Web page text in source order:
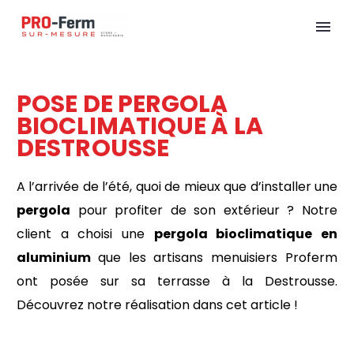
POSE DE PERGOLA
BIOCLIMATIQUE À LA
DESTROUSSE
A l’arrivée de l’été, quoi de mieux que d’installer une
pergola pour profiter de son extérieur ? Notre
client a choisi une pergola bioclimatique en
aluminium que les artisans menuisiers Proferm
ont posée sur sa terrasse à la Destrousse.
Découvrez notre réalisation dans cet article !